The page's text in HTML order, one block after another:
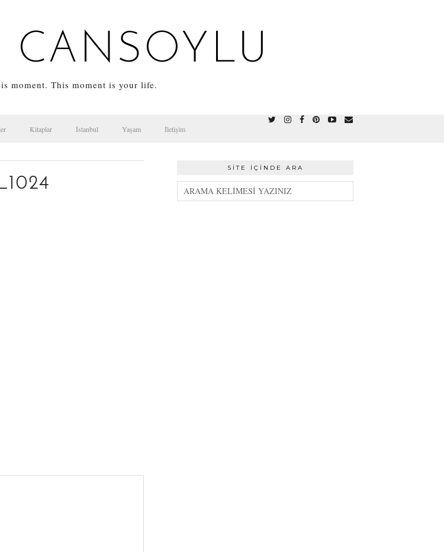
CANSOYLU
moment. This moment is your life.
Kitaplar İstanbul Yaşam İletişim
SITE İÇINDE ARA